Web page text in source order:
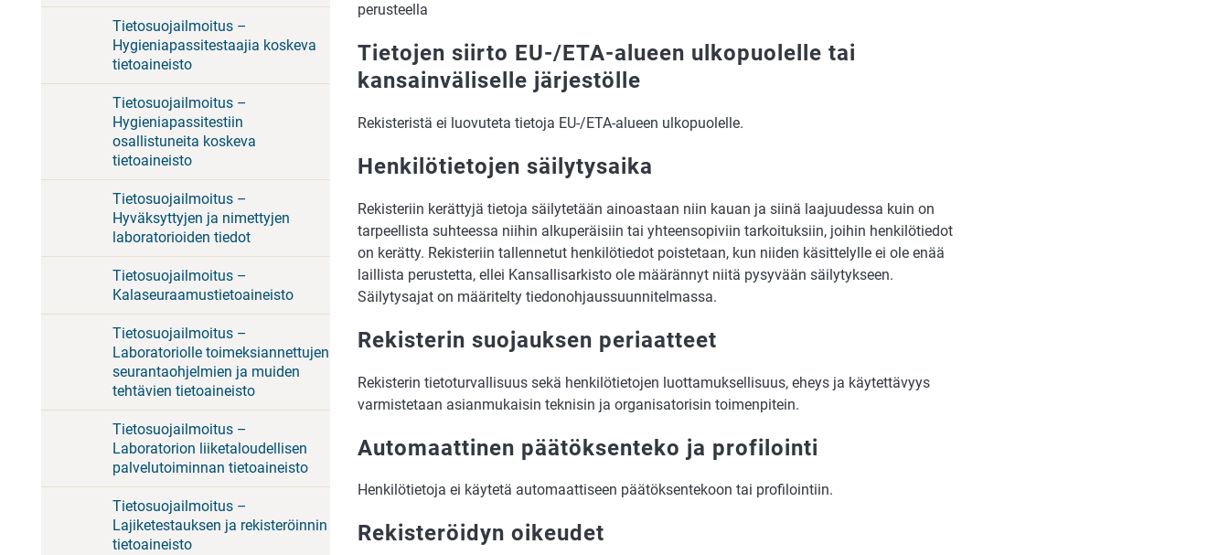
Tietosuojailmoitus –
Hygieniapassitestaajia koskeva
tietoaineisto
Tietosuojailmoitus –
Hygieniapassitestiin
osallistuneita koskeva
tietoaineisto
Tietosuojailmoitus –
Hyväksyttyjen ja nimettyjen
laboratorioiden tiedot
Tietosuojailmoitus –
Kalaseuraamustietoaineisto
Tietosuojailmoitus –
Laboratoriolle toimeksiannettujen
seurantaohjelmien ja muiden
tehtävien tietoaineisto
Tietosuojailmoitus –
Laboratorion liiketaloudellisen
palvelutoiminnan tietoaineisto
Tietosuojailmoitus –
Lajiketestauksen ja rekisteröinnin
tietoaineisto
perusteella
Tietojen siirto EU-/ETA-alueen ulko­puolelle tai
kansainväliselle järjestölle
Rekisteristä ei luovuteta tietoja EU-/ETA-alueen ulkopuolelle.
Henkilötietojen säilytysaika
Rekisteriin kerättyjä tietoja säilytetään ainoastaan niin kauan ja siinä laajuudessa kuin on
tarpeellista suhteessa niihin alkuperäisiin tai yhteensopiviin tarkoituksiin, joihin henkilötiedot
on kerätty. Rekisteriin tallennetut henkilötiedot poistetaan, kun niiden käsittelylle ei ole enää
laillista perustetta, ellei Kansallisarkisto ole määrännyt niitä pysyvään säilytykseen.
Säilytysajat on määritelty tiedonohjaussuunnitelmassa.
Rekisterin suojauksen periaatteet
Rekisterin tietoturvallisuus sekä henkilötietojen luottamuksellisuus, eheys ja käytettävyys
varmistetaan asianmukaisin teknisin ja organisatorisin toimenpitein.
Automaattinen päätöksenteko ja profilointi
Henkilötietoja ei käytetä automaattiseen päätöksentekoon tai profilointiin.
Rekisteröidyn oikeudet